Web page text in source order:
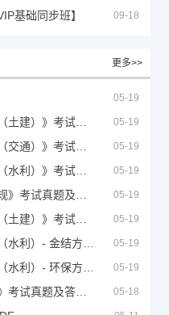
基础同步班】 09-18
更多>>
05-19
05-19
05-19
05-19
05-19
05-19
05-19
05-19
05-18